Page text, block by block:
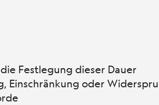
Festlegung dieser Dauer
Einschränkung oder